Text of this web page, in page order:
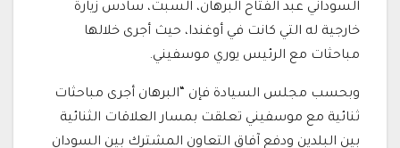
السوداني عبد الفتاح البرهان، السبت، سادس زيارة
خارجية له التي كانت في أوغندا، حيث أجرى خلالها
مباحثات مع الرئيس يوري موسفيني.
وبحسب مجلس السيادة فإن “البرهان أجرى مباحثات
ثنائية مع موسفيني تعلقت بمسار العلاقات الثنائية
بين البلدين ودفع آفاق التعاون المشترك بين السودان